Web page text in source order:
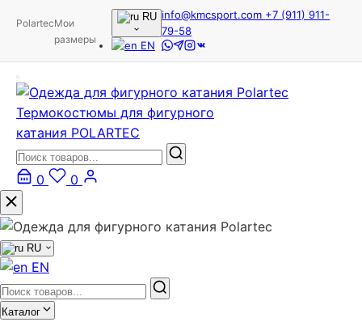
PolartecМои
размеры
RU
EN
info@kmcsport.com +7 (911) 911-
79-58
Термокостюмы для фигурного
катания POLARTEC
0 0
RU
EN
Каталог